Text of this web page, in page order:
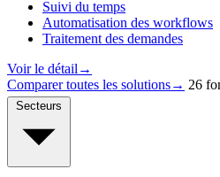
Suivi du temps
Automatisation des workflows
Traitement des demandes
Voir le détail →
Comparer toutes les solutions→ 26